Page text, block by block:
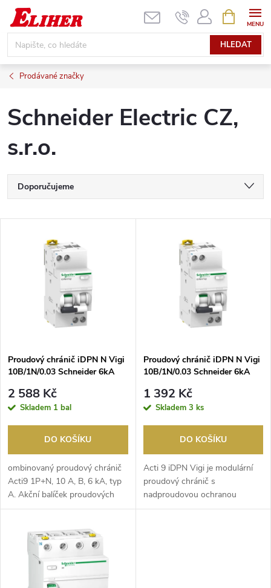
Přejít
obsah
HLEDAT
NÁKUPNÍ
KOŠÍK
Prodávané značky
Schneider Electric CZ,
s.r.o.
Ř
a
p
r
o
d
u
Doporučujeme
Nejprodávanější
Abecedně
s
p
r
d
u
Proudový chránič iDPN N Vigi
10B/1N/0.03 Schneider 6kA
2 588 Kč
Skladem 1 bal
DO KOŠÍKU
ombinovaný proudový chránič
Acti9 1P+N, 10 A, B, 6 kA, typ
A. Akční balíček proudových
chráničů s ji...
Proudový chránič iDPN N Vigi
10B/1N/0.03 Schneider 6kA
1 392 Kč
Skladem 3 ks
DO KOŠÍKU
Acti 9 iDPN Vigi je modulární
proudový chránič s ​
nadproudovou ochranou
(RCBO). Je to jistič 1P+N s...